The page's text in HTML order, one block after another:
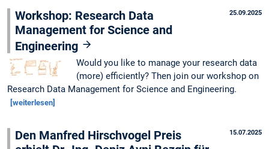
25.09.2025
Workshop: Research Data
Management for Science and
Engineering
Would you like to manage your research data
(more) efficiently? Then join our workshop on
Research Data Management for Science and Engineering.
[weiterlesen]
15.07.2025
Den Manfred Hirschvogel Preis